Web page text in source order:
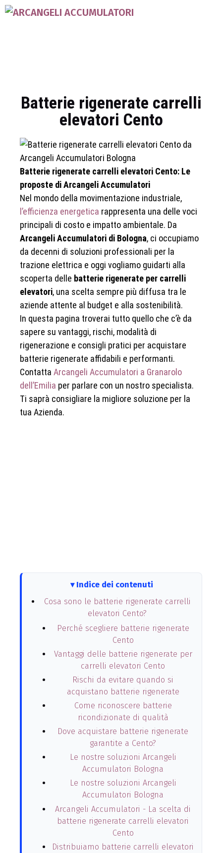
Batterie rigenerate carrelli
elevatori Cento
Batterie rigenerate carrelli elevatori Cento: Le
proposte di Arcangeli Accumulatori
Nel mondo della movimentazione industriale,
l’efficienza energetica rappresenta una delle voci
principali di costo e impatto ambientale. Da
Arcangeli Accumulatori di Bologna, ci occupiamo
da decenni di soluzioni professionali per la
trazione elettrica e oggi vogliamo guidarti alla
scoperta delle batterie rigenerate per carrelli
elevatori, una scelta sempre più diffusa tra le
aziende attente al budget e alla sostenibilità.
In questa pagina troverai tutto quello che c’è da
sapere su vantaggi, rischi, modalità di
rigenerazione e consigli pratici per acquistare
batterie rigenerate affidabili e performanti.
Contatta Arcangeli Accumulatori a Granarolo
dell’Emilia per parlare con un nostro specialista.
Ti saprà consigliare la migliore soluzione per la
tua Azienda.
Indice dei contenuti
Cosa sono le batterie rigenerate carrelli
elevatori Cento?
Perché scegliere batterie rigenerate
Cento
Vantaggi delle batterie rigenerate per
carrelli elevatori Cento
Rischi da evitare quando si
acquistano batterie rigenerate
Come riconoscere batterie
ricondizionate di qualità
Dove acquistare batterie rigenerate
garantite a Cento?
Le nostre soluzioni Arcangeli
Accumulatori Bologna
Le nostre soluzioni Arcangeli
Accumulatori Bologna
Arcangeli Accumulatori - La scelta di
batterie rigenerate carrelli elevatori
Cento
Distribuiamo batterie carrelli elevatori